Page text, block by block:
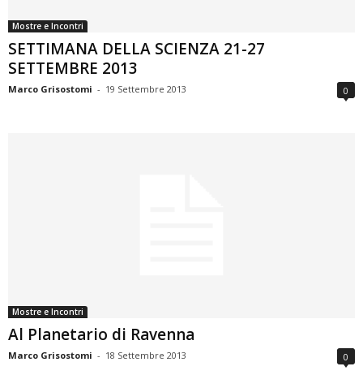
Mostre e Incontri
SETTIMANA DELLA SCIENZA 21-27
SETTEMBRE 2013
Marco Grisostomi - 19 Settembre 2013 0
Mostre e Incontri
Al Planetario di Ravenna
Marco Grisostomi - 18 Settembre 2013 0